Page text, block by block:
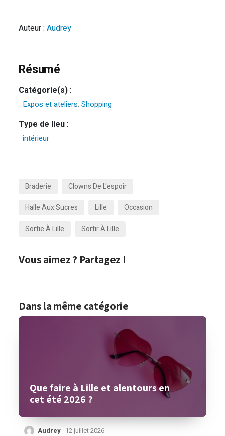
Auteur :Audrey
Résumé
Catégorie(s):
Expos et ateliers,Shopping
Type de lieu:
intérieur
Braderie
Clowns De L'espoir
Halle Aux Sucres
Lille
Occasion
Sortie À Lille
Sortir À Lille
Vous aimez ? Partagez !
Dans la même catégorie
Que faire à Lille et alentours en
cet été 2026 ?
Audrey 12 juillet 2026